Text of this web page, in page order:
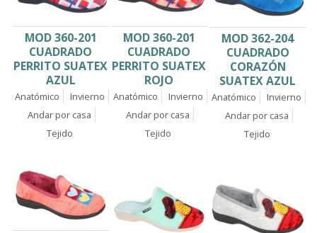
MOD 360-201
CUADRADO
PERRITO SUATEX
AZUL
Anatómico
Invierno
Andar por casa
Tejido
MOD 360-201
CUADRADO
PERRITO SUATEX
ROJO
Anatómico
Invierno
Andar por casa
Tejido
MOD 362-204
CUADRADO
CORAZÓN
SUATEX AZUL
Anatómico
Invierno
Andar por casa
Tejido